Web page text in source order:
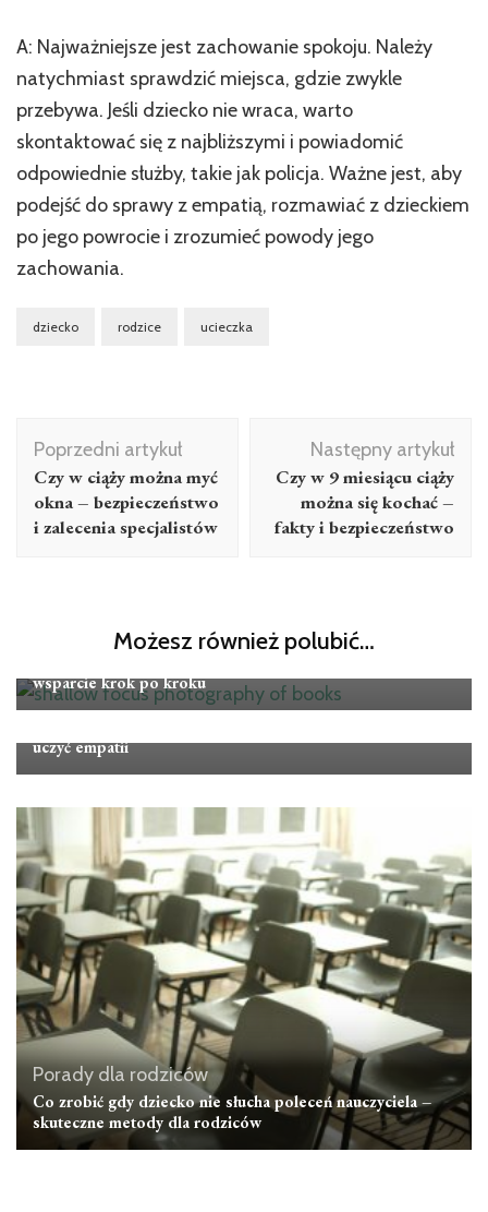
A: Najważniejsze jest zachowanie spokoju. Należy
natychmiast sprawdzić miejsca, gdzie zwykle
przebywa. Jeśli dziecko nie wraca, warto
skontaktować się z najbliższymi i powiadomić
odpowiednie służby, takie jak policja. Ważne jest, aby
podejść do sprawy z empatią, rozmawiać z dzieckiem
po jego powrocie i zrozumieć powody jego
zachowania.
dziecko rodzice ucieczka
Nawigacja
wpisu
Poprzedni artykuł
Czy w ciąży można myć
okna – bezpieczeństwo
i zalecenia specjalistów
Następny artykuł
Czy w 9 miesiącu ciąży
można się kochać –
fakty i bezpieczeństwo
Możesz również polubić…
Porady dla rodziców
wsparcie krok po kroku
Porady dla rodziców
uczyć empatii
Porady dla rodziców
Co zrobić gdy dziecko nie słucha poleceń nauczyciela –
skuteczne metody dla rodziców